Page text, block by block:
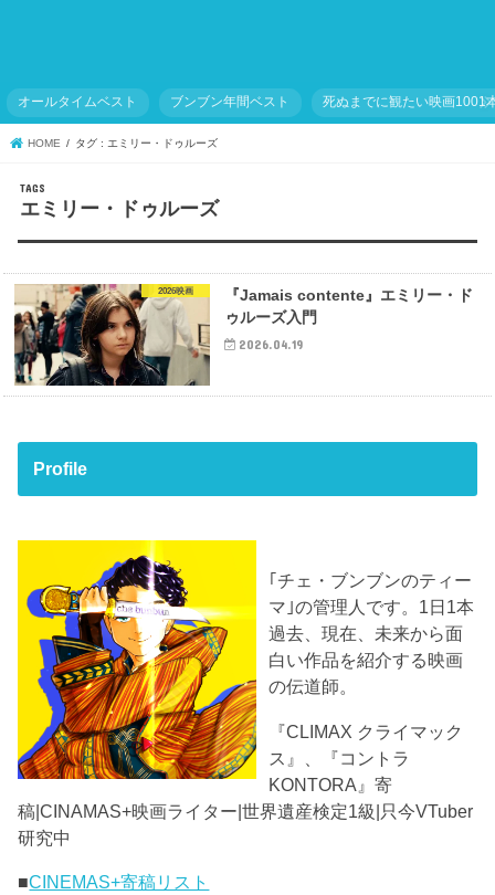
オールタイムベスト ブンブン年間ベスト 死ぬまでに観たい映画1001
HOME タグ : エミリー・ドゥルーズ
エミリー・ドゥルーズ
2026映画
『Jamais contente』エミリー・ド
ゥルーズ入門
2026.04.19
Profile
｢チェ・ブンブンのティー
マ｣の管理人です。1日1本
過去、現在、未来から面
白い作品を紹介する映画
の伝道師。
『CLIMAX クライマック
ス』、『コントラ
KONTORA』寄
稿|CINAMAS+映画ライター|世界遺産検定1級|只今VTuber
研究中
■CINEMAS+寄稿リスト